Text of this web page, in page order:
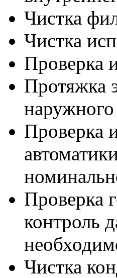
Чистка
Чистка
Проверка
Протяжка
Проверка
Проверка
контроль
Чистка